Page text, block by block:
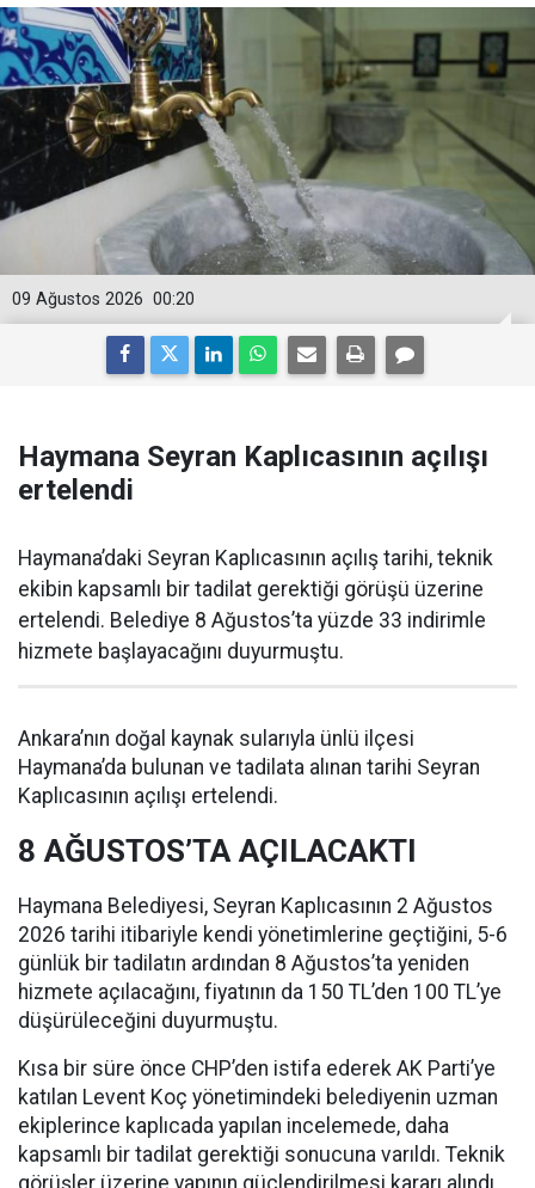
00:20
09 Ağustos 2026
Haymana Seyran Kaplıcasının açılışı
ertelendi
Haymana’daki Seyran Kaplıcasının açılış tarihi, teknik
ekibin kapsamlı bir tadilat gerektiği görüşü üzerine
ertelendi. Belediye 8 Ağustos’ta yüzde 33 indirimle
hizmete başlayacağını duyurmuştu.
Ankara’nın doğal kaynak sularıyla ünlü ilçesi
Haymana’da bulunan ve tadilata alınan tarihi Seyran
Kaplıcasının açılışı ertelendi.
8 AĞUSTOS’TA AÇILACAKTI
Haymana Belediyesi, Seyran Kaplıcasının 2 Ağustos
2026 tarihi itibariyle kendi yönetimlerine geçtiğini, 5-6
günlük bir tadilatın ardından 8 Ağustos’ta yeniden
hizmete açılacağını, fiyatının da 150 TL’den 100 TL’ye
düşürüleceğini duyurmuştu.
Kısa bir süre önce CHP’den istifa ederek AK Parti’ye
katılan Levent Koç yönetimindeki belediyenin uzman
ekiplerince kaplıcada yapılan incelemede, daha
kapsamlı bir tadilat gerektiği sonucuna varıldı. Teknik
görüşler üzerine yapının güçlendirilmesi kararı alındı.